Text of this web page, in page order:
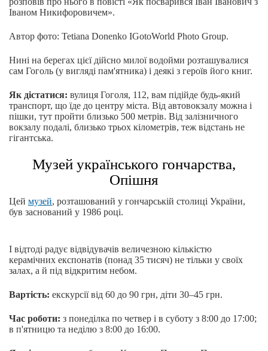
Іваном Никифоровичем».
Автор фото: Tetiana Donenko IGotoWorld Photo Group.
Нині на берегах цієї дійсно милої водойми розташувалися
сам Гоголь (у вигляді пам'ятника) і деякі з героїв його книг.
Як дістатися: вулиця Гоголя, 112, вам підійде будь-який
транспорт, що їде до центру міста. Від автовокзалу можна і
пішки, тут пройти близько 500 метрів. Від залізничного
вокзалу подалі, близько трьох кілометрів, теж вiдстань не
гігантська.
Музей українського гончарства,
Опішня
Цей музей, розташований у гончарській столиці України,
був заснований у 1986 році.
І відтоді радує відвідувачів величезною кількістю
керамічних експонатів (понад 35 тисяч) не тільки у своїх
залах, а й під відкритим небом.
Вартість: екскурсії від 60 до 90 грн, діти 30–45 грн.
Час роботи: з понеділка по четвер і в суботу з 8:00 до 17:00;
в п'ятницю та неділю з 8:00 до 16:00.